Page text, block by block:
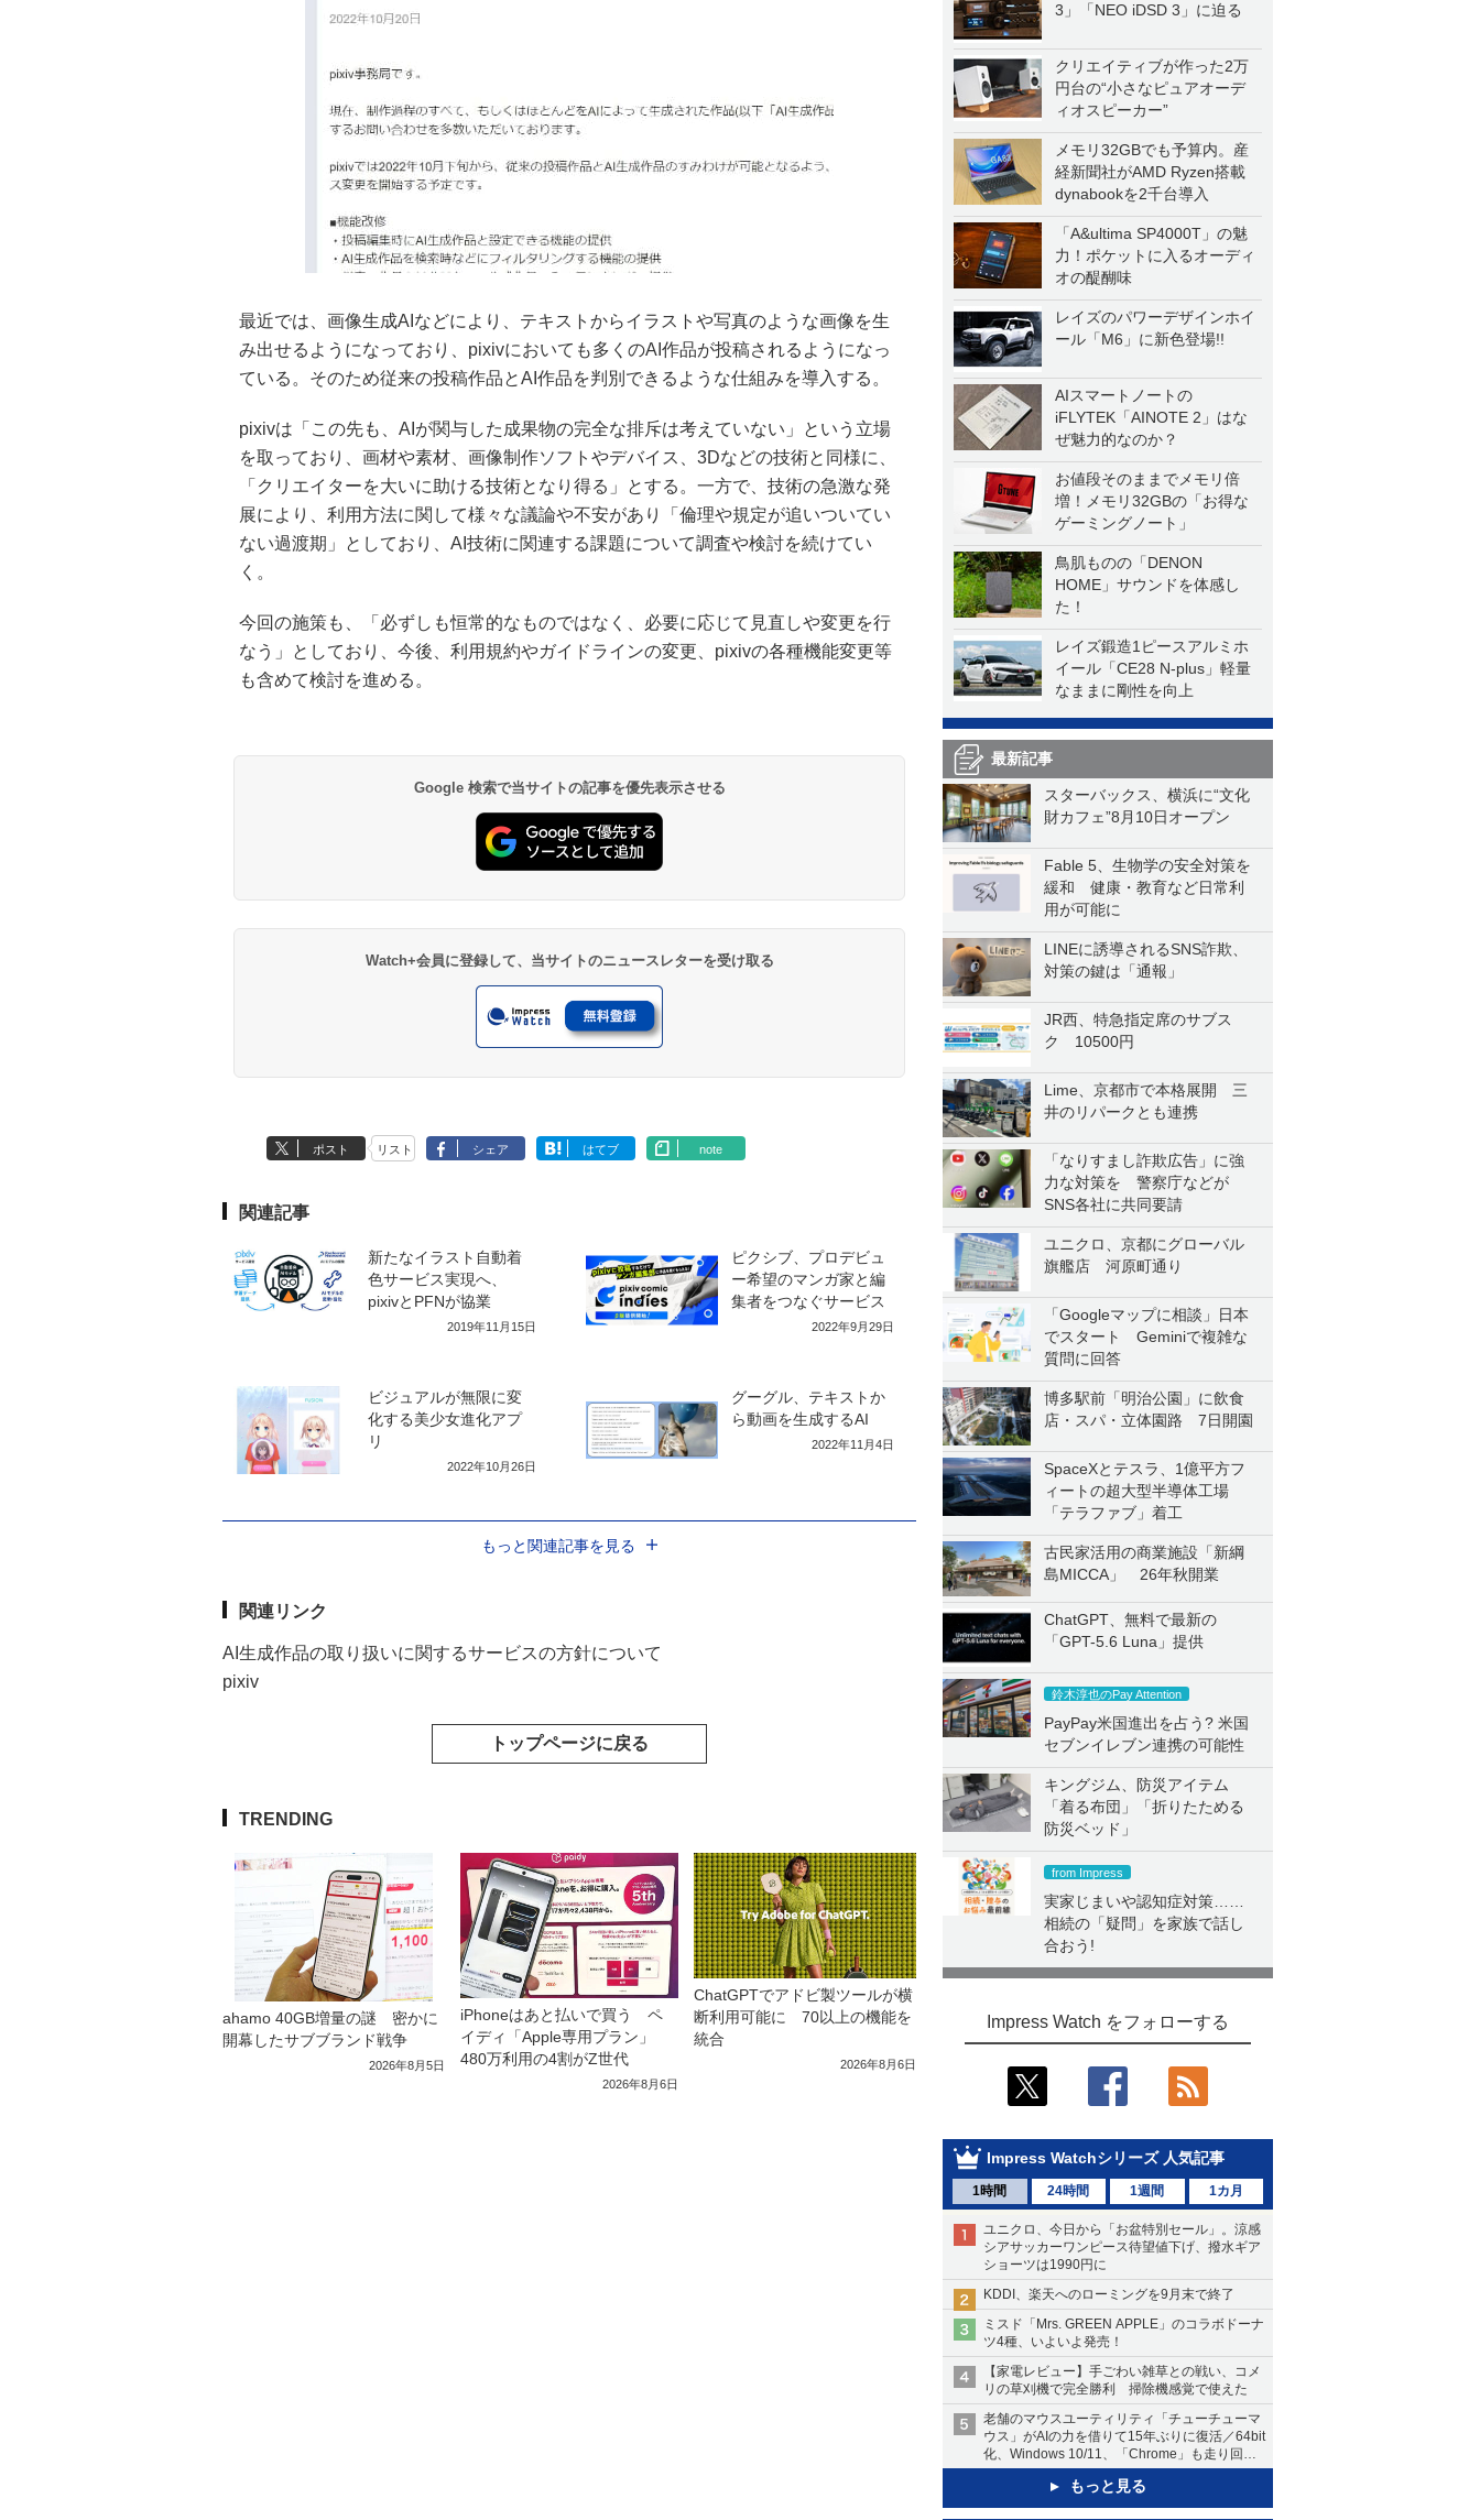
3」「NEO iDSD 3」に迫る
クリエイティブが作った2万
円台の“小さなピュアオーデ
ィオスピーカー”
メモリ32GBでも予算内。産
経新聞社がAMD Ryzen搭載
dynabookを2千台導入
「A&ultima SP4000T」の魅
力！ポケットに入るオーディ
オの醍醐味
レイズのパワーデザインホイ
ール「M6」に新色登場!!
AIスマートノートの
iFLYTEK「AINOTE 2」はな
ぜ魅力的なのか？
お値段そのままでメモリ倍
増！メモリ32GBの「お得な
ゲーミングノート」
鳥肌ものの「DENON
HOME」サウンドを体感し
た！
レイズ鍛造1ピースアルミホ
イール「CE28 N-plus」軽量
なままに剛性を向上
最新記事
スターバックス、横浜に“文化
財カフェ”8月10日オープン
Fable 5、生物学の安全対策を
緩和 健康・教育など日常利
用が可能に
LINEに誘導されるSNS詐欺、
対策の鍵は「通報」
JR西、特急指定席のサブス
ク 10500円
Lime、京都市で本格展開 三
井のリパークとも連携
「なりすまし詐欺広告」に強
力な対策を 警察庁などが
SNS各社に共同要請
ユニクロ、京都にグローバル
旗艦店 河原町通り
「Googleマップに相談」日本
でスタート Geminiで複雑な
質問に回答
博多駅前「明治公園」に飲食
店・スパ・立体園路 7日開園
SpaceXとテスラ、1億平方フ
ィートの超大型半導体工場
「テラファブ」着工
古民家活用の商業施設「新綱
島MICCA」 26年秋開業
ChatGPT、無料で最新の
「GPT-5.6 Luna」提供
鈴木淳也のPay Attention
PayPay米国進出を占う? 米国
セブンイレブン連携の可能性
キングジム、防災アイテム
「着る布団」「折りたためる
防災ベッド」
from Impress
実家じまいや認知症対策……
相続の「疑問」を家族で話し
合おう!
Impress Watch をフォローする
Impress Watchシリーズ 人気記事
1時間 24時間 1週間 1カ月
ユニクロ、今日から「お盆特別セール」。涼感
シアサッカーワンピース待望値下げ、撥水ギア
ショーツは1990円に
KDDI、楽天へのローミングを9月末で終了
ミスド「Mrs. GREEN APPLE」のコラボドーナ
ツ4種、いよいよ発売！
【家電レビュー】手ごわい雑草との戦い、コメ
リの草刈機で完全勝利 掃除機感覚で使えた
老舗のマウスユーティリティ「チューチューマ
ウス」がAIの力を借りて15年ぶりに復活／64bit
化、Windows 10/11、「Chrome」も走り回
る。復活記念で2026年末まで500円
もっと見る
最近では、画像生成AIなどにより、テキストからイラストや写真のような画像を生
み出せるようになっており、pixivにおいても多くのAI作品が投稿されるようになっ
ている。そのため従来の投稿作品とAI作品を判別できるような仕組みを導入する。
pixivは「この先も、AIが関与した成果物の完全な排斥は考えていない」という立場
を取っており、画材や素材、画像制作ソフトやデバイス、3Dなどの技術と同様に、
「クリエイターを大いに助ける技術となり得る」とする。一方で、技術の急激な発
展により、利用方法に関して様々な議論や不安があり「倫理や規定が追いついてい
ない過渡期」としており、AI技術に関連する課題について調査や検討を続けてい
く。
今回の施策も、「必ずしも恒常的なものではなく、必要に応じて見直しや変更を行
なう」としており、今後、利用規約やガイドラインの変更、pixivの各種機能変更等
も含めて検討を進める。
Google 検索で当サイトの記事を優先表示させる
Watch+会員に登録して、当サイトのニュースレターを受け取る
ポスト リスト シェア はてブ note
関連記事
新たなイラスト自動着
色サービス実現へ、
pixivとPFNが協業
2019年11月15日
ピクシブ、プロデビュ
ー希望のマンガ家と編
集者をつなぐサービス
2022年9月29日
ビジュアルが無限に変
化する美少女進化アプ
リ
2022年10月26日
グーグル、テキストか
ら動画を生成するAI
2022年11月4日
もっと関連記事を見る
関連リンク
AI生成作品の取り扱いに関するサービスの方針について
pixiv
トップページに戻る
TRENDING
ahamo 40GB増量の謎 密かに
開幕したサブブランド戦争
2026年8月5日
iPhoneはあと払いで買う ペ
イディ「Apple専用プラン」
480万利用の4割がZ世代
2026年8月6日
ChatGPTでアドビ製ツールが横
断利用可能に 70以上の機能を
統合
2026年8月6日